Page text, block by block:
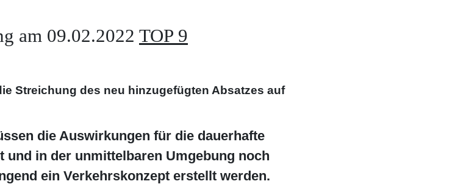
am 09.02.2022 TOP 9
Streichung des neu hinzugefügten Absatzes auf
die Auswirkungen für die dauerhafte
und in der unmittelbaren Umgebung noch
ein Verkehrskonzept erstellt werden.